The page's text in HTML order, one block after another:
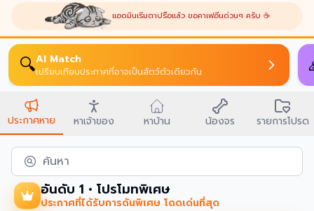
แอดมินเริ่มตาปรือแล้ว ขอคาเฟอีนด่วนๆ ครับ ☕
🔍AI Match
เปรียบเทียบประกาศที่อาจเป็นสัตว์ตัวเดียวกัน
ประกาศหาย หาเจ้าของ หาบ้าน น้องจร รายการโปรด
ค้นหา
อันดับ 1 • โปรโมทพิเศษ
ประกาศที่ได้รับการดันพิเศษ โดดเด่นที่สุด